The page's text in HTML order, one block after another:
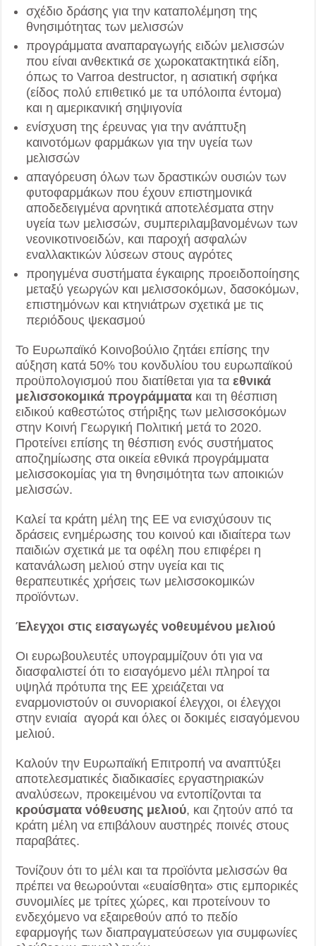
σχέδιο δράσης για την καταπολέμηση της
θνησιμότητας των μελισσών
προγράμματα αναπαραγωγής ειδών μελισσών
που είναι ανθεκτικά σε χωροκατακτητικά είδη,
όπως το Varroa destructor, η ασιατική σφήκα
(είδος πολύ επιθετικό με τα υπόλοιπα έντομα)
και η αμερικανική σηψιγονία
ενίσχυση της έρευνας για την ανάπτυξη
καινοτόμων φαρμάκων για την υγεία των
μελισσών
απαγόρευση όλων των δραστικών ουσιών των
φυτοφαρμάκων που έχουν επιστημονικά
αποδεδειγμένα αρνητικά αποτελέσματα στην
υγεία των μελισσών, συμπεριλαμβανομένων των
νεονικοτινοειδών, και παροχή ασφαλών
εναλλακτικών λύσεων στους αγρότες
προηγμένα συστήματα έγκαιρης προειδοποίησης
μεταξύ γεωργών και μελισσοκόμων, δασοκόμων,
επιστημόνων και κτηνιάτρων σχετικά με τις
περιόδους ψεκασμού
Το Ευρωπαϊκό Κοινοβούλιο ζητάει επίσης την
αύξηση κατά 50% του κονδυλίου του ευρωπαϊκού
προϋπολογισμού που διατίθεται για ταεθνικά
μελισσοκομικά προγράμματα και τη θέσπιση
ειδικού καθεστώτος στήριξης των μελισσοκόμων
στην Κοινή Γεωργική Πολιτική μετά το 2020.
Προτείνει επίσης τη θέσπιση ενός συστήματος
αποζημίωσης στα οικεία εθνικά προγράμματα
μελισσοκομίας για τη θνησιμότητα των αποικιών
μελισσών.
Καλεί τα κράτη μέλη της ΕΕ να ενισχύσουν τις
δράσεις ενημέρωσης του κοινού και ιδιαίτερα των
παιδιών σχετικά με τα οφέλη που επιφέρει η
κατανάλωση μελιού στην υγεία και τις
θεραπευτικές χρήσεις των μελισσοκομικών
προϊόντων.
Έλεγχοι στις εισαγωγές νοθευμένου μελιού
Οι ευρωβουλευτές υπογραμμίζουν ότι για να
διασφαλιστεί ότι το εισαγόμενο μέλι πληροί τα
υψηλά πρότυπα της ΕΕ χρειάζεται να
εναρμονιστούν οι συνοριακοί έλεγχοι, οι έλεγχοι
στην ενιαία αγορά και όλες οι δοκιμές εισαγόμενου
μελιού.
Καλούν την Ευρωπαϊκή Επιτροπή να αναπτύξει
αποτελεσματικές διαδικασίες εργαστηριακών
αναλύσεων, προκειμένου να εντοπίζονται τα
κρούσματα νόθευσης μελιού, και ζητούν από τα
κράτη μέλη να επιβάλουν αυστηρές ποινές στους
παραβάτες.
Τονίζουν ότι το μέλι και τα προϊόντα μελισσών θα
πρέπει να θεωρούνται «ευαίσθητα» στις εμπορικές
συνομιλίες με τρίτες χώρες, και προτείνουν το
ενδεχόμενο να εξαιρεθούν από το πεδίο
εφαρμογής των διαπραγματεύσεων για συμφωνίες